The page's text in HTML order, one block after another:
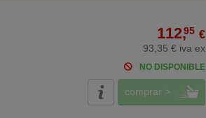
112,95 €
93,35 € iva ex
NO DISPONIBLE
comprar >